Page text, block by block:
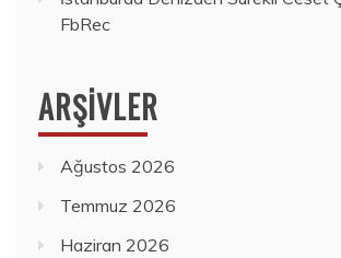
FbRec
ARŞIVLER
Ağustos 2026
Temmuz 2026
Haziran 2026